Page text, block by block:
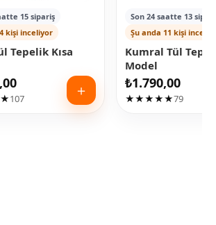
15 sipariş
kişi inceliyor
Tepelik Kısa
107 ＋
Son 24 saatte 13
Şu anda 11 kişi
Kumral Tül
Model
₺1.790,00
★★★★★79